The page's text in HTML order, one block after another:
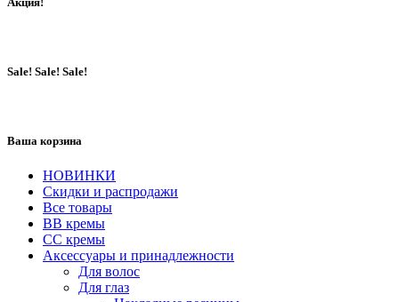
Sale! Sale! Sale!
Ваша корзина
НОВИНКИ
Скидки и распродажи
Все товары
BB кремы
CC кремы
Аксессуары и принадлежности
Для волос
Для глаз